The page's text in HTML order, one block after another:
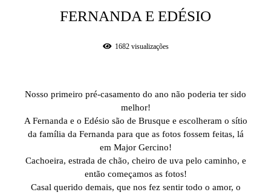
FERNANDA E EDÉSIO
1682visualizações
Nosso primeiro pré-casamento do ano não poderia ter sido
melhor!
A Fernanda e o Edésio são de Brusque e escolheram o sítio
da família da Fernanda para que as fotos fossem feitas, lá
em Major Gercino!
Cachoeira, estrada de chão, cheiro de uva pelo caminho, e
então começamos as fotos!
Casal querido demais, que nos fez sentir todo o amor, o